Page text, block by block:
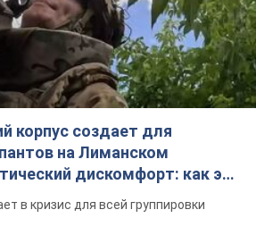
корпус создает для
на Лиманском
дискомфорт: как это
в кризис для всей группировки